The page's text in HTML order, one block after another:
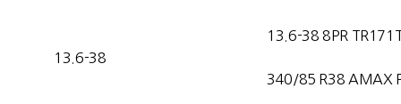
13.6-38
13.6-38 8PR
340/85 R38 AMAX